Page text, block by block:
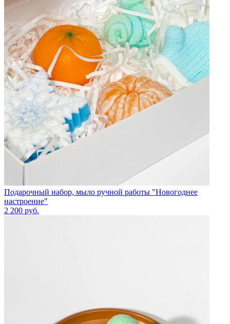
Подарочный набор, мыло ручной работы "Новогоднее
настроение"
2 200 руб.